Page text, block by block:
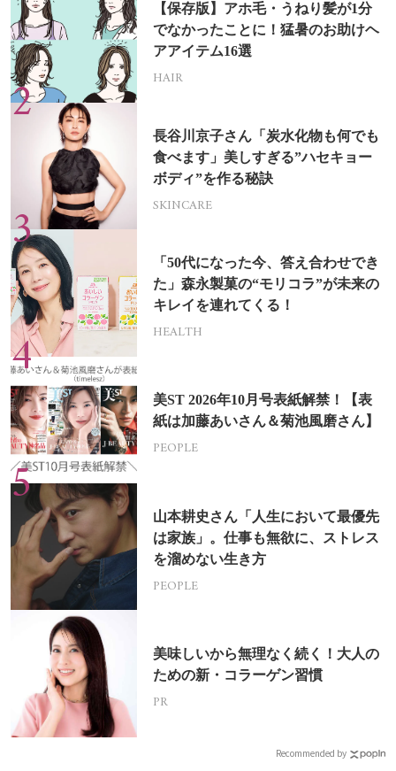
【保存版】アホ毛・うねり髪が1分
でなかったことに！猛暑のお助けヘ
アアイテム16選
HAIR
長谷川京子さん「炭水化物も何でも
食べます」美しすぎる”ハセキョー
ボディ”を作る秘訣
SKINCARE
「50代になった今、答え合わせでき
た」森永製菓の“モリコラ”が未来の
キレイを連れてくる！
HEALTH
美ST 2026年10月号表紙解禁！【表
紙は加藤あいさん＆菊池風磨さん】
PEOPLE
山本耕史さん「人生において最優先
は家族」。仕事も無欲に、ストレス
を溜めない生き方
PEOPLE
美味しいから無理なく続く！大人の
ための新・コラーゲン習慣
PR
Recommended by